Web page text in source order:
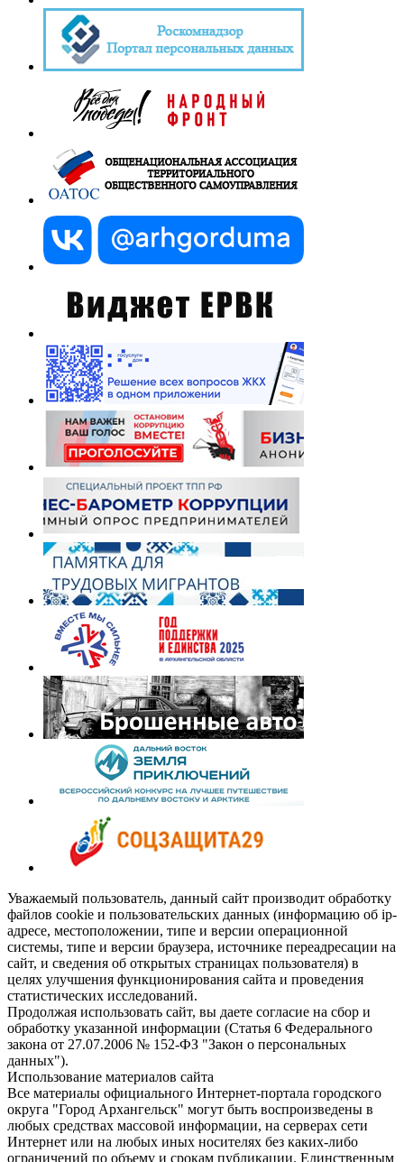
Уважаемый пользователь, данный сайт производит обработку
файлов cookie и пользовательских данных (информацию об ip-
адресе, местоположении, типе и версии операционной
системы, типе и версии браузера, источнике переадресации на
сайт, и сведения об открытых страницах пользователя) в
целях улучшения функционирования сайта и проведения
статистических исследований.
Продолжая использовать сайт, вы даете согласие на сбор и
обработку указанной информации (Статья 6 Федерального
закона от 27.07.2006 № 152-ФЗ "Закон о персональных
данных").
Использование материалов сайта
Все материалы официального Интернет-портала городского
округа "Город Архангельск" могут быть воспроизведены в
любых средствах массовой информации, на серверах сети
Интернет или на любых иных носителях без каких-либо
ограничений по объему и срокам публикации. Единственным